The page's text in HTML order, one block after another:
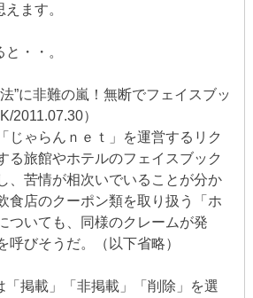
ます。
・・。
”に非難の嵐！無断でフェイスブッ
2011.07.30）
じゃらんｎｅｔ」を運営するリク
る旅館やホテルのフェイスブック
、苦情が相次いでいることが分か
食店のクーポン類を取り扱う「ホ
ついても、同様のクレームが発
呼びそうだ。（以下省略）
「掲載」「非掲載」「削除」を選